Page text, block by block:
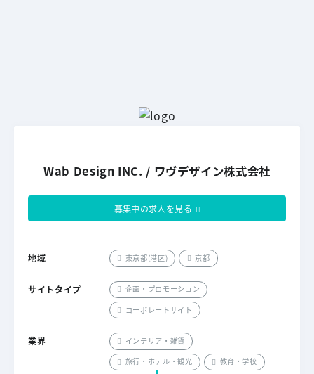
Wab Design INC. / ワヴデザイン株式会社
募集中の求人を見る
地域 東京都(港区) 京都
サイトタイプ
企画・プロモーション
コーポレートサイト
業界
インテリア・雑貨
旅行・ホテル・観光
教育・学校